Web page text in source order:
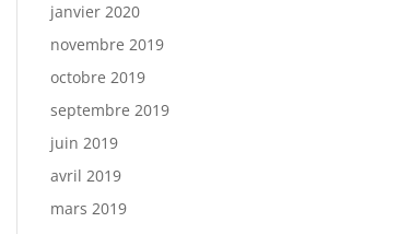
janvier 2020
novembre 2019
octobre 2019
septembre 2019
juin 2019
avril 2019
mars 2019